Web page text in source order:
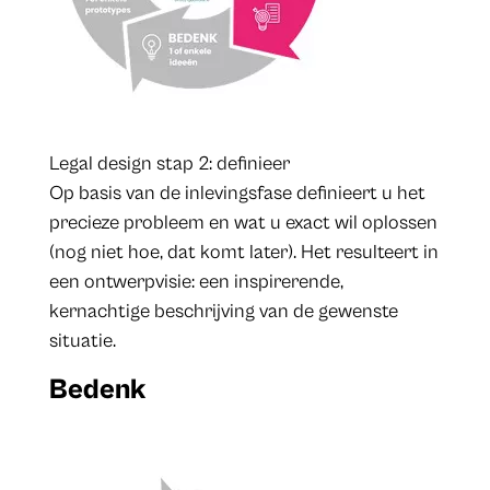
Legal design stap 2: definieer
Op basis van de inlevingsfase definieert u het
precieze probleem en wat u exact wil oplossen
(nog niet hoe, dat komt later). Het resulteert in
een ontwerpvisie: een inspirerende,
kernachtige beschrijving van de gewenste
situatie.
Bedenk